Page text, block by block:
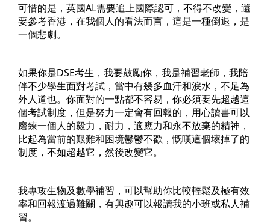
可惜的是，英國AL需要追上國際認可，不得不改變，還
要參考香港，在我個人的看法而言，這是一種倒退，是
一個悲劇。
如果你是DSE考生，我要鼓勵你，我是補習老師，我陪
伴不少學生面對考試，當中有幾多血汗和淚水，不足為
外人道也。你面對的一點都不容易，你必須要先超越這
個考試制度，但是努力一定會有回報的，用心讀書可以
磨練一個人的毅力，耐力，適應力和永不放棄的精神，
比起為當前的艱難和困境鬱鬱不歡，慨嘆這個壞掉了的
制度，不如超越它，然後改變它。
我專攻生物及數學補習，可以幫助你比較輕鬆及極有效
率和回報渡過難關，有興趣可以報讀我的小班或私人補
習。